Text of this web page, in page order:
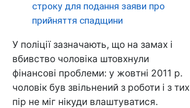
строку для подання заяви про
прийняття спадщини
У поліції зазначають, що на замах і
вбивство чоловіка штовхнули
фінансові проблеми: у жовтні 2011 р.
чоловік був звільнений з роботи і з тих
пір не міг нікуди влаштуватися.